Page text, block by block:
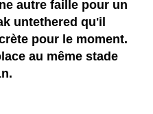
autre faille pour un
untethered qu'il
pour le moment.
au même stade